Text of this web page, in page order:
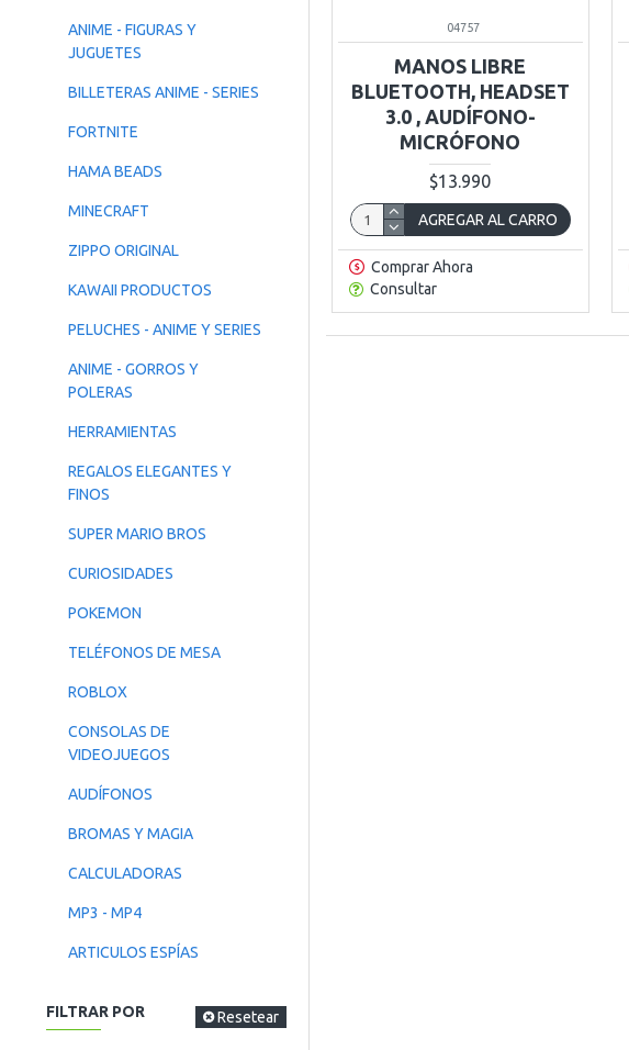
ANIME - FIGURAS Y
JUGUETES
BILLETERAS ANIME - SERIES
FORTNITE
HAMA BEADS
MINECRAFT
ZIPPO ORIGINAL
KAWAII PRODUCTOS
PELUCHES - ANIME Y SERIES
ANIME - GORROS Y
POLERAS
HERRAMIENTAS
REGALOS ELEGANTES Y
FINOS
SUPER MARIO BROS
CURIOSIDADES
POKEMON
TELÉFONOS DE MESA
ROBLOX
CONSOLAS DE
VIDEOJUEGOS
AUDÍFONOS
BROMAS Y MAGIA
CALCULADORAS
MP3 - MP4
ARTICULOS ESPÍAS
FILTRAR POR Resetear
04757
MANOS LIBRE
BLUETOOTH, HEADSET
3.0 , AUDÍFONO-
MICRÓFONO
$13.990
AGREGAR AL CARRO
Comprar Ahora
Consultar